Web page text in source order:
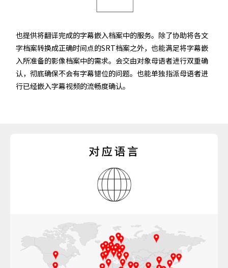
也提供将翻译完成的字幕嵌入档案中的服务。除了协助将各文
字档案转换成正确时间点的SRT档案之外，也能满足将字幕嵌
入所准备的影像档案中的需求。会交由对象母语者进行双重确
认，彻底确保不会有字幕错位的问题。也能单独指派母语者进
行已经嵌入字幕视频的流畅度确认。